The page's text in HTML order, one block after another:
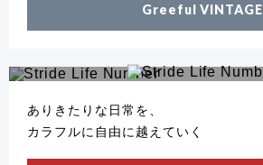
Greeful VINTAGE
ありきたりな日常を、
カラフルに自由に越えていく